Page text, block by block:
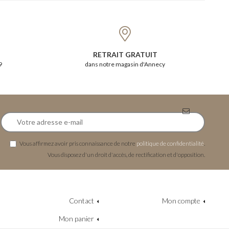
RETRAIT GRATUIT
dans notre magasin d'Annecy
Vous affirmez avoir pris connaissance de notre politique de confidentialité
Vous disposez d'un droit d'accès, de rectification et d'opposition.
Contact Mon compte
Mon panier